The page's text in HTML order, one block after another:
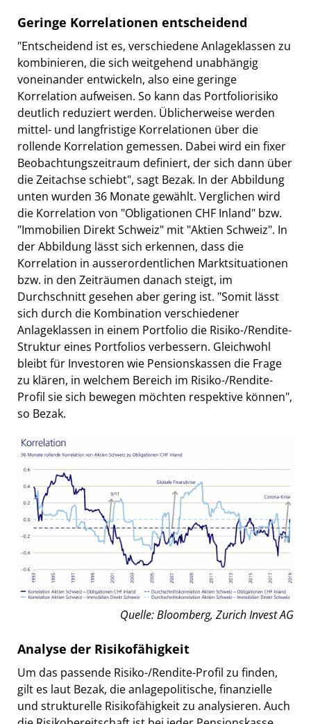
Geringe Korrelationen entscheidend
"Entscheidend ist es, verschiedene Anlageklassen zu
kombinieren, die sich weitgehend unabhängig
voneinander entwickeln, also eine geringe
Korrelation aufweisen. So kann das Portfoliorisiko
deutlich reduziert werden. Üblicherweise werden
mittel- und langfristige Korrelationen über die
rollende Korrelation gemessen. Dabei wird ein fixer
Beobachtungszeitraum definiert, der sich dann über
die Zeitachse schiebt", sagt Bezak. In der Abbildung
unten wurden 36 Monate gewählt. Verglichen wird
die Korrelation von "Obligationen CHF Inland" bzw.
"Immobilien Direkt Schweiz" mit "Aktien Schweiz". In
der Abbildung lässt sich erkennen, dass die
Korrelation in ausserordentlichen Marktsituationen
bzw. in den Zeiträumen danach steigt, im
Durchschnitt gesehen aber gering ist. "Somit lässt
sich durch die Kombination verschiedener
Anlageklassen in einem Portfolio die Risiko-/Rendite-
Struktur eines Portfolios verbessern. Gleichwohl
bleibt für Investoren wie Pensionskassen die Frage
zu klären, in welchem Bereich im Risiko-/Rendite-
Profil sie sich bewegen möchten respektive können",
so Bezak.
Quelle: Bloomberg, Zurich Invest AG
Analyse der Risikofähigkeit
Um das passende Risiko-/Rendite-Profil zu finden,
gilt es laut Bezak, die anlagepolitische, finanzielle
und strukturelle Risikofähigkeit zu analysieren. Auch